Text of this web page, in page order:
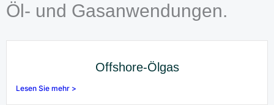
Öl- und Gasanwendungen.
Offshore-Ölgas
Lesen Sie mehr >